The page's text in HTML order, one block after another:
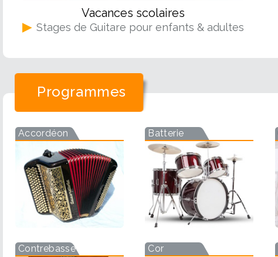
Vacances scolaires
▶ Stages de Guitare pour enfants & adultes
Programmes
Accordéon Batterie
Contrebasse Cor